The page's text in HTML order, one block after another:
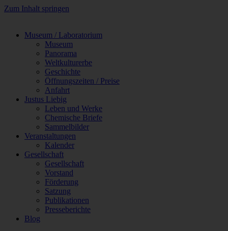
Zum Inhalt springen
Museum / Laboratorium
Museum
Panorama
Weltkulturerbe
Geschichte
Öffnungszeiten / Preise
Anfahrt
Justus Liebig
Leben und Werke
Chemische Briefe
Sammelbilder
Veranstaltungen
Kalender
Gesellschaft
Gesellschaft
Vorstand
Förderung
Satzung
Publikationen
Presseberichte
Blog